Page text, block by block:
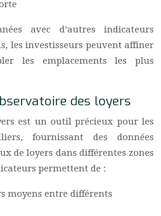
avec d’autres indicateurs
les investisseurs peuvent affiner
les emplacements les plus
des loyers
est un outil précieux pour les
fournissant des données
de loyers dans différentes zones
permettent de :
moyens entre différents